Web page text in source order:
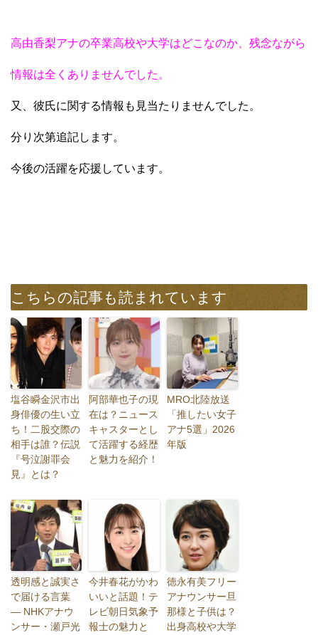
高由香梨アナの卒業高校や大学はどこなのか、残念ながら
情報は全くありませんでした。
又、彼氏に関する情報も見当たりませんでした。
分り次第追記します。
今後の活躍を応援しています。
こちらの記事も読まれています
塩谷瞬金沢市出
身俳優の生い立
ち！二股交際の
相手は誰？伝説
『号泣謝罪会
見』とは？
阿部華也子の現
在は？ニュース
キャスターとし
て活躍する経歴
と魅力を紹介！
MRO北陸放送
「推したい女子
アナ5選」2026
年版
透明感と誠実さ
で届ける言葉
― NHKアナウ
ンサー・瀬戸光
今井春花がかわ
いいと話題！テ
レビ朝日気象予
報士の魅力と
徳永有美フリー
アナウンサー旦
那様と子供は？
出身高校や大学